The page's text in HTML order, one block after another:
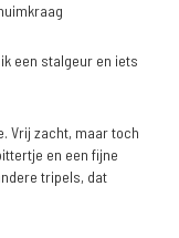
een stalgeur en iets
Vrij zacht, maar toch
en een fijne
tripels, dat